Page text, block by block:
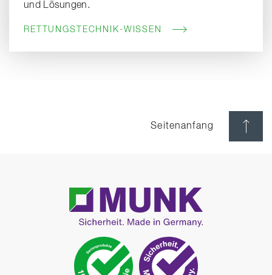
und Lösungen.
RETTUNGSTECHNIK-WISSEN
Seitenanfang